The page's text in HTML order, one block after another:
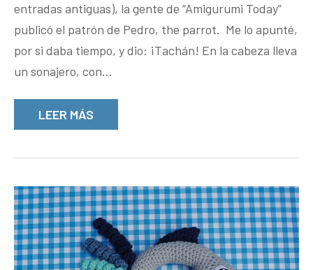
entradas antiguas), la gente de “Amigurumi Today”
publicó el patrón de Pedro, the parrot. Me lo apunté,
por si daba tiempo, y dio: ¡Tachán! En la cabeza lleva
un sonajero, con…
LEER MÁS